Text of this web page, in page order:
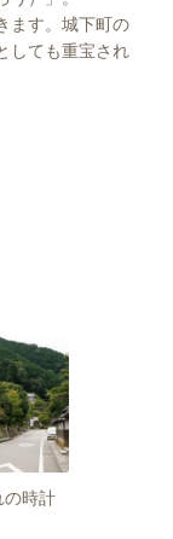
ます。城下町の
しても重宝され
の時計